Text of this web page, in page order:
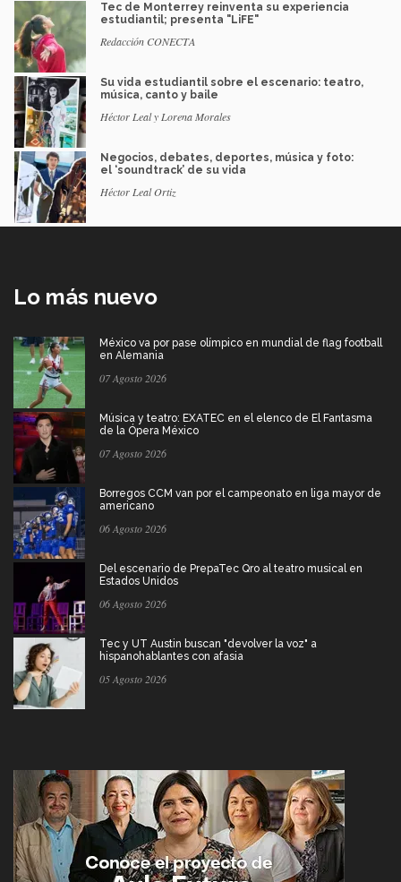
Tec de Monterrey reinventa su experiencia
estudiantil; presenta "LiFE"
Redacción CONECTA
Su vida estudiantil sobre el escenario: teatro,
música, canto y baile
Héctor Leal y Lorena Morales
Negocios, debates, deportes, música y foto:
el ‘soundtrack’ de su vida
Héctor Leal Ortiz
Lo más nuevo
México va por pase olímpico en mundial de flag football
en Alemania
07 Agosto 2026
Música y teatro: EXATEC en el elenco de El Fantasma
de la Ópera México
07 Agosto 2026
Borregos CCM van por el campeonato en liga mayor de
americano
06 Agosto 2026
Del escenario de PrepaTec Qro al teatro musical en
Estados Unidos
06 Agosto 2026
Tec y UT Austin buscan "devolver la voz" a
hispanohablantes con afasia
05 Agosto 2026